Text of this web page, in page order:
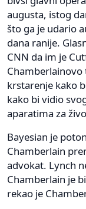
augusta, istog
što ga je udario
dana ranije.
CNN da im je
Chamberlainovo
krstarenje kako
kako bi vidio
aparatima za
Bayesian je
Chamberlain
advokat. Lynch
Chamberlain je
rekao je